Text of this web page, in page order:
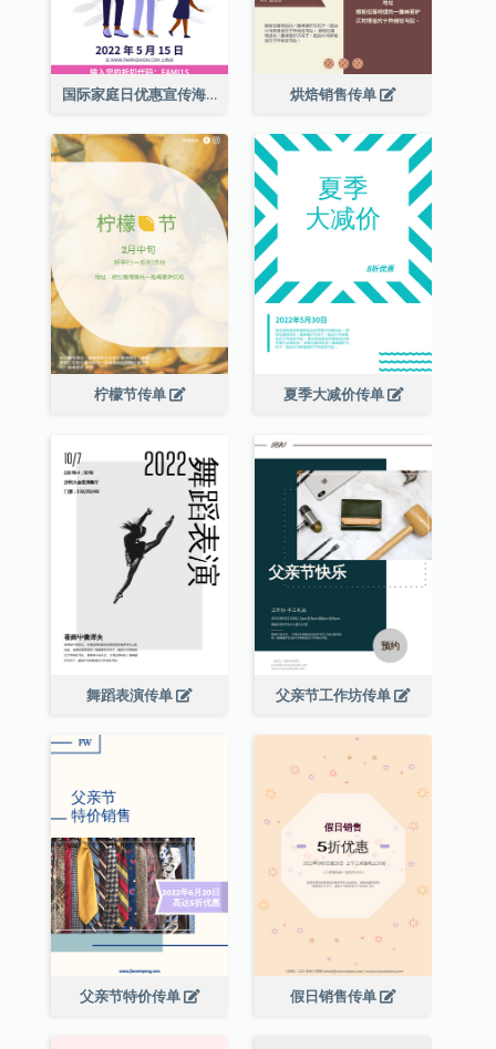
国际家庭日优惠宣传海报 烘焙销售传单
柠檬节传单 夏季大减价传单
舞蹈表演传单 父亲节工作坊传单
父亲节特价传单 假日销售传单